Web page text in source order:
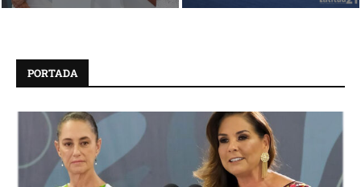
PORTADA